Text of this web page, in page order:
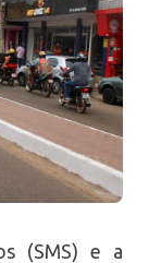
(SMS) e a